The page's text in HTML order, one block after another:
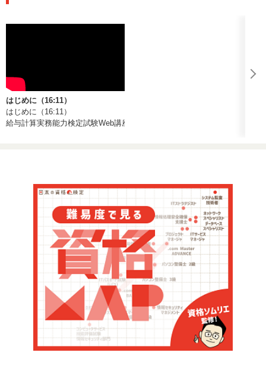
はじめに（16:11）
はじめに（16:11）
給与計算実務能力検定試験Web講座